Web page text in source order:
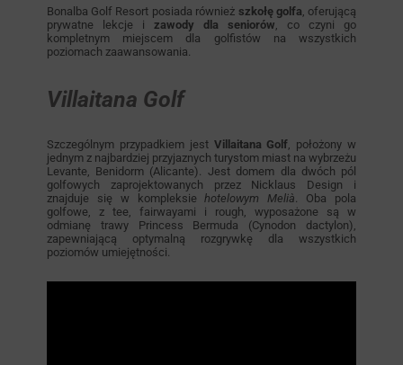
Bonalba Golf Resort posiada również szkołę golfa, oferującą
prywatne lekcje i zawody dla seniorów, co czyni go
kompletnym miejscem dla golfistów na wszystkich
poziomach zaawansowania.
Villaitana Golf
Szczególnym przypadkiem jest Villaitana Golf , położony w
jednym z najbardziej przyjaznych turystom miast na wybrzeżu
Levante, Benidorm (Alicante). Jest domem dla dwóch pól
golfowych zaprojektowanych przez Nicklaus Design i
znajduje się w kompleksiehotelowym Melià . Oba pola
golfowe, z tee, fairwayami i rough, wyposażone są w
odmianę trawy Princess Bermuda (Cynodon dactylon),
zapewniającą optymalną rozgrywkę dla wszystkich
poziomów umiejętności.